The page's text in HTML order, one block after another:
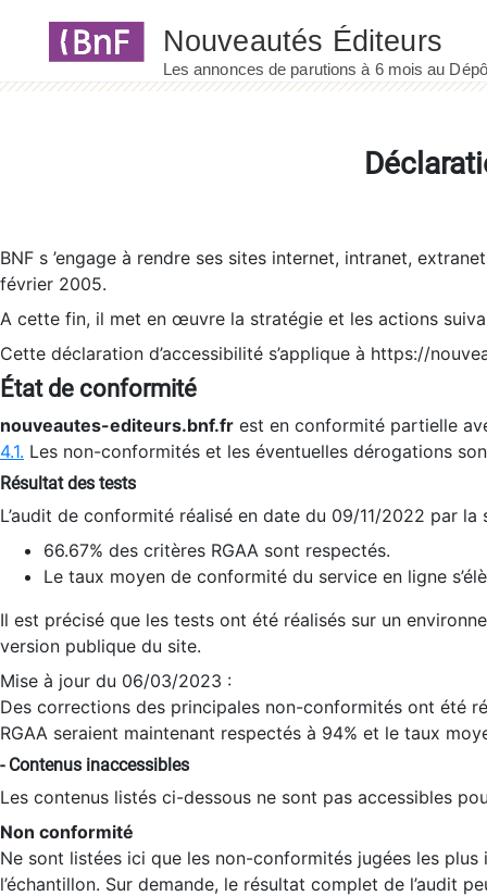
BNF s ’engage à rendre ses sites internet, intranet,
février 2005.
A cette fin, il met en œuvre la stratégie et les actions
Cette déclaration d’accessibilité s’applique à https://
État de conformité
nouveautes-editeurs.bnf.fr est en conformité partielle
4.1. Les non-conformités et les éventuelles dérogations
Résultat des tests
L’audit de conformité réalisé en date du 09/11/2022 par
66.67% des critères RGAA sont respectés.
Le taux moyen de conformité du service en ligne
Il est précisé que les tests ont été réalisés sur un
version publique du site.
Mise à jour du 06/03/2023 :
Des corrections des principales non-conformités ont été
RGAA seraient maintenant respectés à 94% et le taux
- Contenus inaccessibles
Les contenus listés ci-dessous ne sont pas accessibles
Non conformité
Ne sont listées ici que les non-conformités jugées les
l’échantillon. Sur demande, le résultat complet de l’audit